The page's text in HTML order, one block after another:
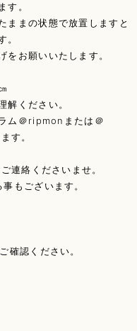
す。
ままの状態で放置しますと
。
をお願いいたします。
解ください。
ム＠ripmonまたは＠
す。
連絡くださいませ。
もございます。
確認ください。